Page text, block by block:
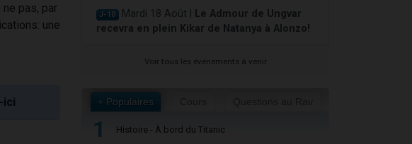
pas, par
une
ici
J-10 Mardi 18 Août |
Le Admour de Ungvar
recevra en plein Kikar de Natanya à Alonzo!
Voir tous les événements à venir
+ Populaires
1 Histoire - À bord du Titanic